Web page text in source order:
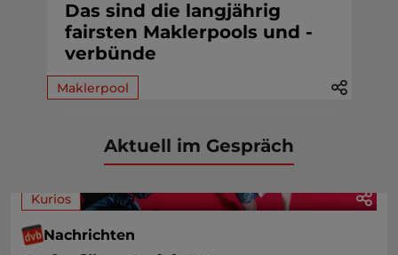
Das sind die langjährig
fairsten Maklerpools und -
verbünde
Maklerpool
Aktuell im Gespräch
Kurios
Nachrichten